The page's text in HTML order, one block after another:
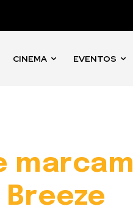
CINEMA EVENTOS
marcam
Breeze